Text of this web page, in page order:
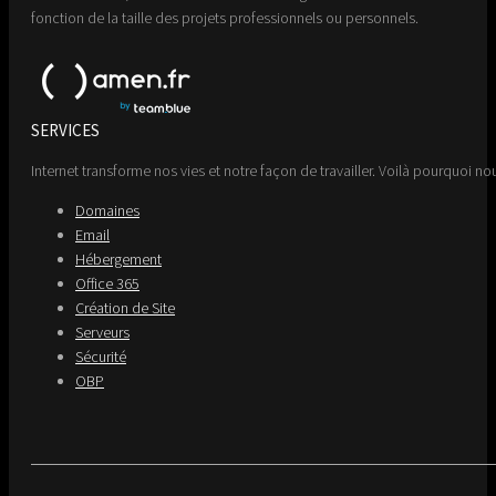
fonction de la taille des projets professionnels ou personnels.
SERVICES
Internet transforme nos vies et notre façon de travailler. Voilà pourquoi
Domaines
Email
Hébergement
Office 365
Création de Site
Serveurs
Sécurité
OBP